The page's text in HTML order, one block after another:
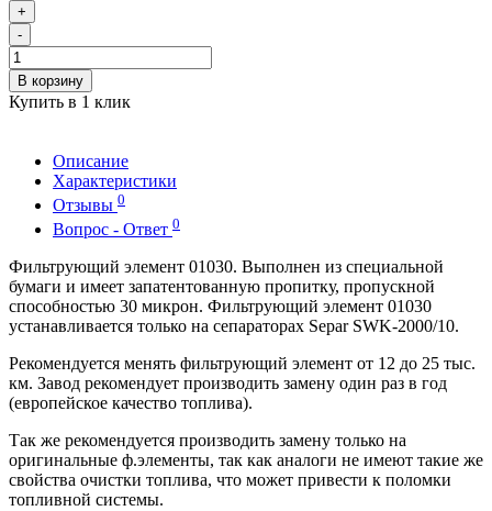
+
-
В корзину
Купить в 1 клик
Описание
Характеристики
Отзывы 0
Вопрос - Ответ 0
Фильтрующий элемент 01030. Выполнен из специальной
бумаги и имеет запатентованную пропитку, пропускной
способностью 30 микрон. Фильтрующий элемент 01030
устанавливается только на сепараторах Separ SWK-2000/10.
Рекомендуется менять фильтрующий элемент от 12 до 25 тыс.
км. Завод рекомендует производить замену один раз в год
(европейское качество топлива).
Так же рекомендуется производить замену только на
оригинальные ф.элементы, так как аналоги не имеют такие же
свойства очистки топлива, что может привести к поломки
топливной системы.